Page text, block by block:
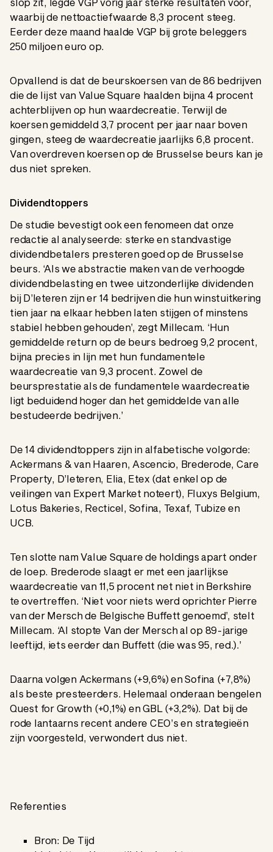
slop zit, legde VGP vorig jaar sterke resultaten voor,
waarbij de nettoactiefwaarde 8,3 procent steeg.
Eerder deze maand haalde VGP bij grote beleggers
250 miljoen euro op.
Opvallend is dat de beurskoersen van de 86 bedrijven
die de lijst van Value Square haalden bijna 4 procent
achterblijven op hun waardecreatie. Terwijl de
koersen gemiddeld 3,7 procent per jaar naar boven
gingen, steeg de waardecreatie jaarlijks 6,8 procent.
Van overdreven koersen op de Brusselse beurs kan je
dus niet spreken.
Dividendtoppers
De studie bevestigt ook een fenomeen dat onze
redactie al analyseerde: sterke en standvastige
dividendbetalers presteren goed op de Brusselse
beurs. ‘Als we abstractie maken van de verhoogde
dividendbelasting en twee uitzonderlijke dividenden
bij D’Ieteren zijn er 14 bedrijven die hun winstuitkering
tien jaar na elkaar hebben laten stijgen of minstens
stabiel hebben gehouden’, zegt Millecam. ‘Hun
gemiddelde return op de beurs bedroeg 9,2 procent,
bijna precies in lijn met hun fundamentele
waardecreatie van 9,3 procent. Zowel de
beursprestatie als de fundamentele waardecreatie
ligt beduidend hoger dan het gemiddelde van alle
bestudeerde bedrijven.’
De 14 dividendtoppers zijn in alfabetische volgorde:
Ackermans & van Haaren, Ascencio, Brederode, Care
Property, D’Ieteren, Elia, Etex (dat enkel op de
veilingen van Expert Market noteert), Fluxys Belgium,
Lotus Bakeries, Recticel, Sofina, Texaf, Tubize en
UCB.
Ten slotte nam Value Square de holdings apart onder
de loep. Brederode slaagt er met een jaarlijkse
waardecreatie van 11,5 procent net niet in Berkshire
te overtreffen. ‘Niet voor niets werd oprichter Pierre
van der Mersch de Belgische Buffett genoemd’, stelt
Millecam. ‘Al stopte Van der Mersch al op 89-jarige
leeftijd, iets eerder dan Buffett (die was 95, red.).’
Daarna volgen Ackermans (+9,6%) en Sofina (+7,8%)
als beste presteerders. Helemaal onderaan bengelen
Quest for Growth (+0,1%) en GBL (+3,2%). Dat bij de
rode lantaarns recent andere CEO’s en strategieën
zijn voorgesteld, verwondert dus niet.
Referenties
Bron: De Tijd